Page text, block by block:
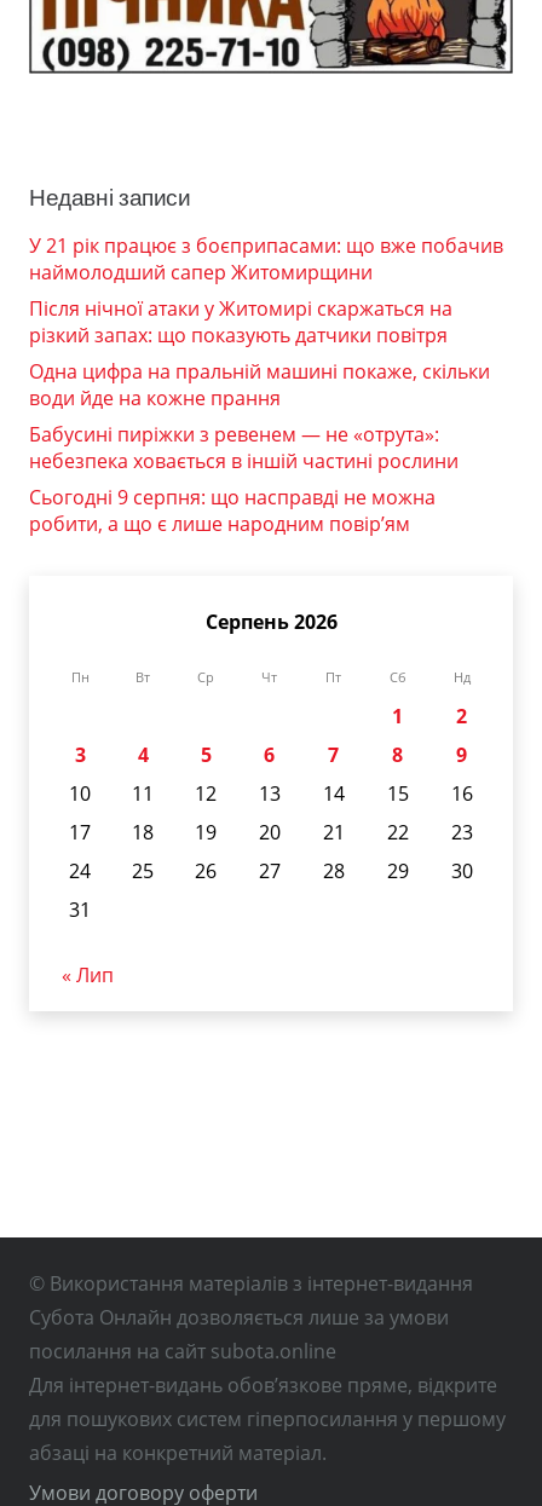
Недавні записи
У 21 рік працює з боєприпасами: що вже побачив
наймолодший сапер Житомирщини
Після нічної атаки у Житомирі скаржаться на
різкий запах: що показують датчики повітря
Одна цифра на пральній машині покаже, скільки
води йде на кожне прання
Бабусині пиріжки з ревенем — не «отрута»:
небезпека ховається в іншій частині рослини
Сьогодні 9 серпня: що насправді не можна
робити, а що є лише народним повір’ям
Серпень 2026
Пн Вт Ср Чт Пт Сб Нд
1
2
3
4 5 6 7 8
9
10
11 12 13 14 15
16
17
18 19 20 21 22
23
24
25 26 27 28 29
30
31
« Лип
© Використання матеріалів з інтернет-видання
Субота Онлайн дозволяється лише за умови
посилання на сайт subota.online
Для інтернет-видань обов’язкове пряме, відкрите
для пошукових систем гіперпосилання у першому
абзаці на конкретний матеріал.
Умови договору оферти